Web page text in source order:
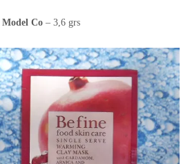
Model Co – 3,6 grs